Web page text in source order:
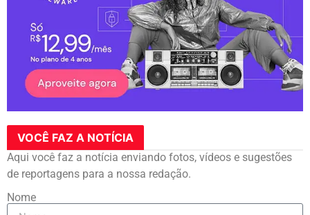
VOCÊ FAZ A NOTÍCIA
Aqui você faz a notícia enviando fotos, vídeos e sugestões
de reportagens para a nossa redação.
Nome